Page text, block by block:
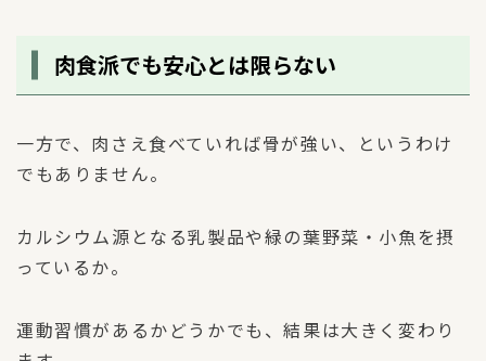
肉食派でも安心とは限らない
一方で、肉さえ食べていれば骨が強い、というわけ
でもありません。
カルシウム源となる乳製品や緑の葉野菜・小魚を摂
っているか。
運動習慣があるかどうかでも、結果は大きく変わり